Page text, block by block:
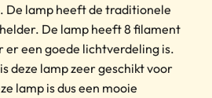
lamp heeft de traditionele
De lamp heeft 8 filament
een goede lichtverdeling is.
deze lamp zeer geschikt voor
lamp is dus een mooie